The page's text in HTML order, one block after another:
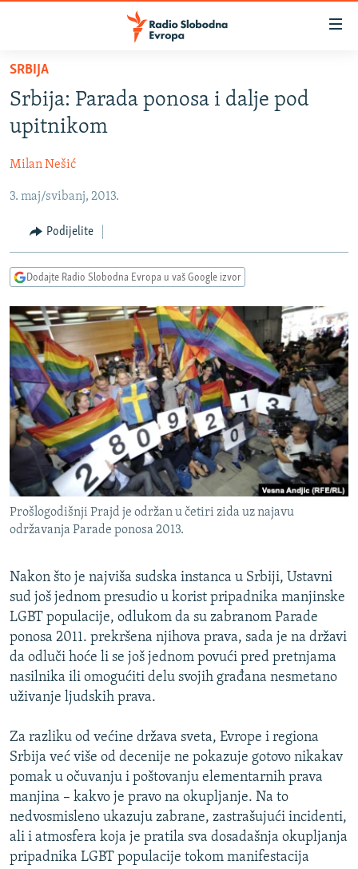
Pređite
glavni
sadržaj
Pređite
na
navigaciju
Pređite
pretragu
VIJESTI
BOSNA I HERCEGOVINA
SRBIJA
KOSOVO
CRNA GORA
VIZUELNO
FOTOGALERIJE
INFOGRAFIKE
PODCASTI
RAT U UKRAJINI
KINA NA BALKANU
RSE PRIČE IZ SVIJETA
ISPRIČAJ MI
DNEVNO@RSE
SPECIJALI RSE
VIŠE OD NASLOVA
GENOCID U SREBRENICI
POPLAVE I KLIZIŠTA U BIH 2024.
POST SCRIPTUM
MOJA EVROPA
TRI DECENIJE OD RATA U BIH
SVE KARTE DEJTONA
NASTANAK I RASPAD JUGOSLAVIJE
PRATITE NAS
SRBIJA
Srbija: Parada ponosa i dalje pod
upitnikom
Milan Nešić
3. maj/svibanj, 2013.
Podijelite
Dodajte Radio Slobodna Evropa u vaš Google izvor
Prošlogodišnji Prajd je održan u četiri zida uz najavu
održavanja Parade ponosa 2013.
Nakon što je najviša sudska instanca u Srbiji, Ustavni
sud još jednom presudio u korist pripadnika manjinske
LGBT populacije, odlukom da su zabranom Parade
ponosa 2011. prekršena njihova prava, sada je na državi
da odluči hoće li se još jednom povući pred pretnjama
nasilnika ili omogućiti delu svojih građana nesmetano
uživanje ljudskih prava.
Za razliku od većine država sveta, Evrope i regiona
Srbija već više od decenije ne pokazuje gotovo nikakav
pomak u očuvanju i poštovanju elementarnih prava
manjina – kakvo je pravo na okupljanje. Na to
nedvosmisleno ukazuju zabrane, zastrašujući incidenti,
ali i atmosfera koja je pratila sva dosadašnja okupljanja
pripadnika LGBT populacije tokom manifestacija